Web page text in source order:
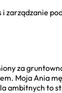
i zarządzanie
za
Moja Ania
ambitnych to